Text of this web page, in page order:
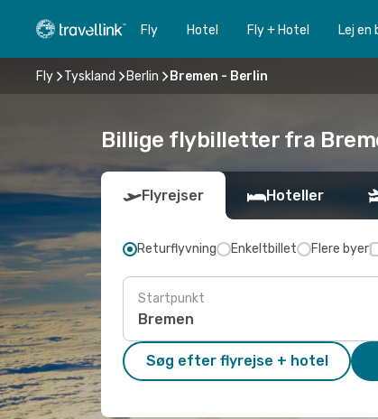
Fly Hotel Fly + Hotel Lej en
Fly Tyskland Berlin Bremen - Berlin
Billige flybilletter fra
Flyrejser Hoteller
Returflyvning Enkeltbillet Flere byer
Startpunkt
Søg efter flyrejse + hotel